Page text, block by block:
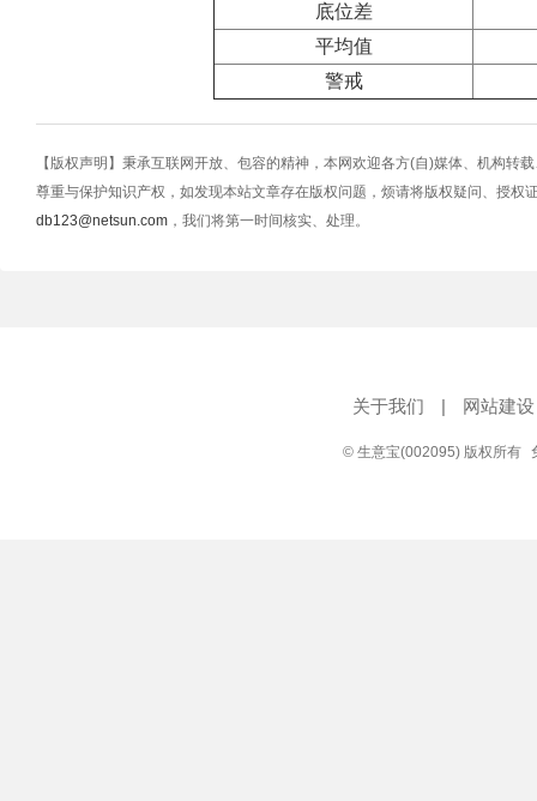
底位差
平均值
警戒
【版权声明】秉承互联网开放、包容的精神，本网欢迎各方(自)媒体、机构转
尊重与保护知识产权，如发现本站文章存在版权问题，烦请将版权疑问、授权
db123@netsun.com ，我们将第一时间核实、处理。
关于我们 | 网站建设
© 生意宝(002095) 版权所有